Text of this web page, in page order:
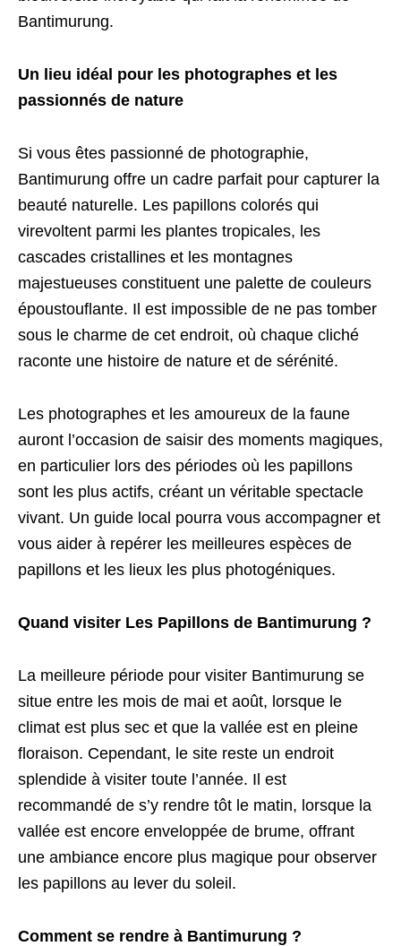
Bantimurung.
Un lieu idéal pour les photographes et les
passionnés de nature
Si vous êtes passionné de photographie,
Bantimurung offre un cadre parfait pour capturer la
beauté naturelle. Les papillons colorés qui
virevoltent parmi les plantes tropicales, les
cascades cristallines et les montagnes
majestueuses constituent une palette de couleurs
époustouflante. Il est impossible de ne pas tomber
sous le charme de cet endroit, où chaque cliché
raconte une histoire de nature et de sérénité.
Les photographes et les amoureux de la faune
auront l’occasion de saisir des moments magiques,
en particulier lors des périodes où les papillons
sont les plus actifs, créant un véritable spectacle
vivant. Un guide local pourra vous accompagner et
vous aider à repérer les meilleures espèces de
papillons et les lieux les plus photogéniques.
Quand visiter Les Papillons de Bantimurung ?
La meilleure période pour visiter Bantimurung se
situe entre les mois de mai et août, lorsque le
climat est plus sec et que la vallée est en pleine
floraison. Cependant, le site reste un endroit
splendide à visiter toute l’année. Il est
recommandé de s’y rendre tôt le matin, lorsque la
vallée est encore enveloppée de brume, offrant
une ambiance encore plus magique pour observer
les papillons au lever du soleil.
Comment se rendre à Bantimurung ?